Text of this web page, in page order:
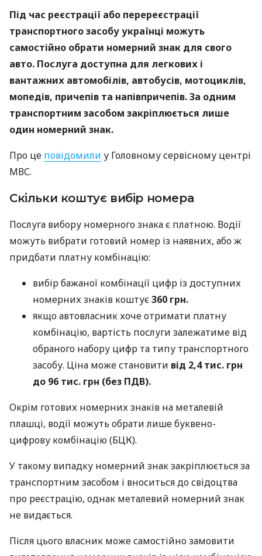
Під час реєстрації або перереєстрації
транспортного засобу українці можуть
самостійно обрати номерний знак для свого
авто. Послуга доступна для легкових і
вантажних автомобілів, автобусів, мотоциклів,
мопедів, причепів та напівпричепів. За одним
транспортним засобом закріплюється лише
один номерний знак.
Про це повідомили у Головному сервісному центрі
МВС.
Скільки коштує вибір номера
Послуга вибору номерного знака є платною. Водії
можуть вибрати готовий номер із наявних, або ж
придбати платну комбінацію:
вибір бажаної комбінації цифр із доступних
номерних знаків коштує360 грн.
якщо автовласник хоче отримати платну
комбінацію, вартість послуги залежатиме від
обраного набору цифр та типу транспортного
засобу. Ціна може становити від 2,4 тис. грн
до 96 тис. грн (без ПДВ).
Окрім готових номерних знаків на металевій
плашці, водії можуть обрати лише буквено-
цифрову комбінацію (БЦК).
У такому випадку номерний знак закріплюється за
транспортним засобом і вноситься до свідоцтва
про реєстрацію, однак металевий номерний знак
не видається.
Після цього власник може самостійно замовити